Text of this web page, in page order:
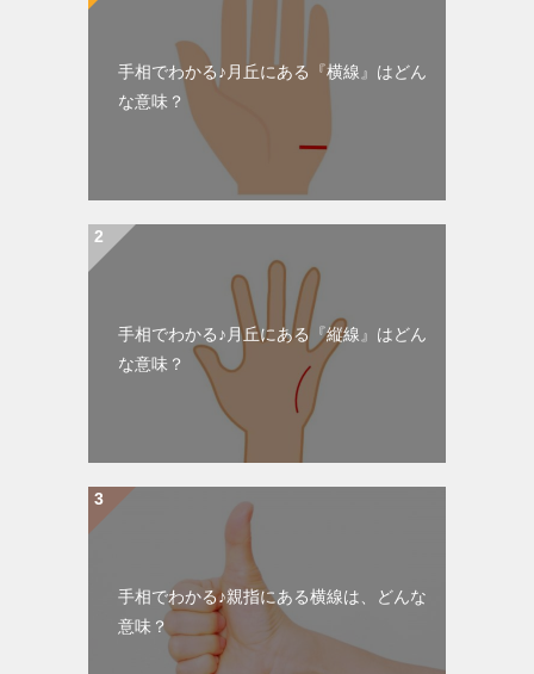
手相でわかる♪月丘にある『横線』はどん
な意味？
手相でわかる♪月丘にある『縦線』はどん
な意味？
手相でわかる♪親指にある横線は、どんな
意味？